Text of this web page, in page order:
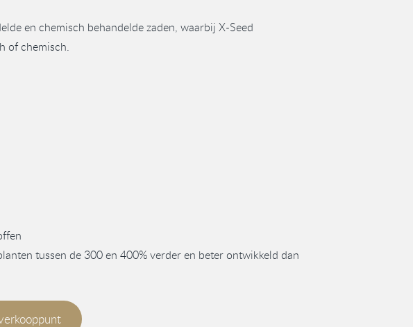
en chemisch behandelde zaden, waarbij X-Seed
of chemisch.
tussen de 300 en 400% verder en beter ontwikkeld dan